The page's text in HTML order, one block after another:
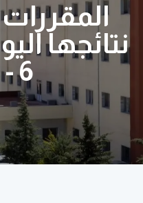
6 - 2026